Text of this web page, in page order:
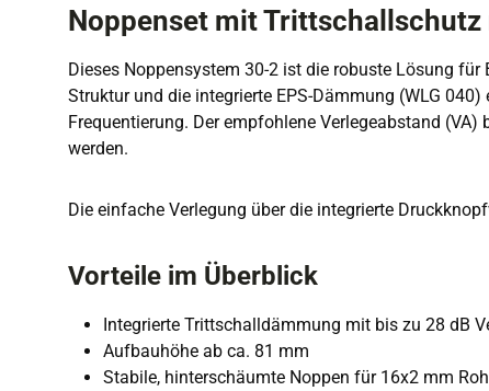
Noppenset mit
Dieses Noppensystem 30-2 ist die robuste Lösung
Struktur und die integrierte EPS-Dämmung (WLG
Frequentierung. Der empfohlene Verlegeabstand
werden.
Die einfache Verlegung über die integrierte
Vorteile im Überblick
Integrierte Trittschalldämmung mit bis zu 28 dB
Aufbauhöhe ab ca. 81 mm
Stabile, hinterschäumte Noppen für 16x2 mm